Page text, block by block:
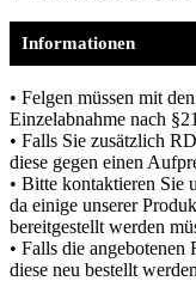
Informationen
• Felgen müssen mit
Einzelabnahme nach
• Falls Sie zusätzlich
diese gegen einen
• Bitte kontaktieren Sie
da einige unserer
bereitgestellt werden
• Falls die angebotenen
diese neu bestellt